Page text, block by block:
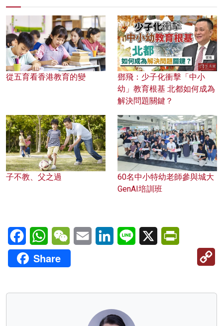
從五育看香港教育的變
鄧飛：少子化衝擊「中小
幼」教育根基 北都如何成為
解決問題關鍵？
子不教、父之過
60名中小特幼老師參與城大
GenAI培訓班
FacebookWhatsAppWeChatEmail LinkedInLine X
Share